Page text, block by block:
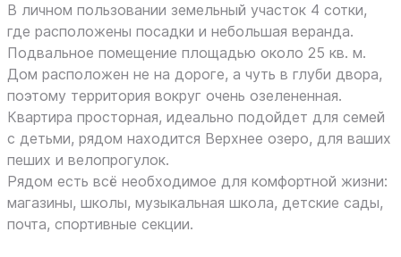
В личном пользовании земельный участок 4 сотки,
где расположены посадки и небольшая веранда.
Подвальное помещение площадью около 25 кв. м.
Дом расположен не на дороге, а чуть в глуби двора,
поэтому территория вокруг очень озелененная.
Квартира просторная, идеально подойдет для семей
с детьми, рядом находится Верхнее озеро, для ваших
пеших и велопрогулок.
Рядом есть всё необходимое для комфортной жизни:
магазины, школы, музыкальная школа, детские сады,
почта, спортивные секции.